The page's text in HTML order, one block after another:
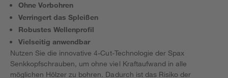
Ohne Vorbohren
Verringert das Spleißen
Robustes Wellenprofil
Vielseitig anwendbar
Nutzen Sie die innovative 4-Cut-Technologie der Spax
Senkkopfschrauben, um ohne viel Kraftaufwand in alle
möglichen Hölzer zu bohren. Dadurch ist das Risiko der